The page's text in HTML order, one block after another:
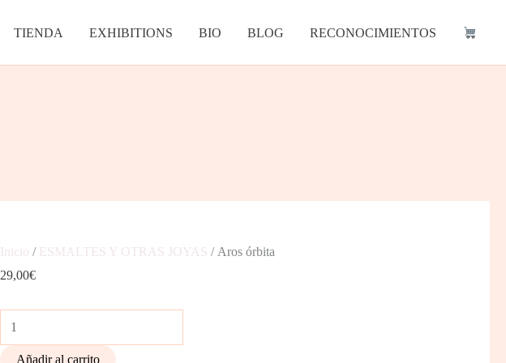
TIENDA EXHIBITIONS BIO BLOG RECONOCIMIENTOS
Inicio / ESMALTES Y OTRAS JOYAS / Aros órbita
29,00€
órbita
Añadir al carrito